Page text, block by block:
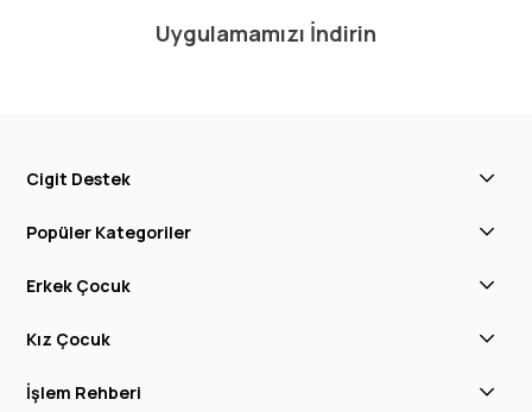
Uygulamamızı İndirin
Cigit Destek
Popüler Kategoriler
Erkek Çocuk
Kız Çocuk
İşlem Rehberi